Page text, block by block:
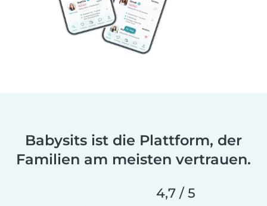
Babysits ist die Plattform, der
Familien am meisten vertrauen.
4,7 / 5